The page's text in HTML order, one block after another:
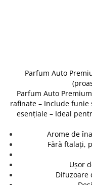
Parfum Auto
Parfum Auto
rafinate – Include
esențiale – Ideal
Arome de
Fără ftalați,
Ușor
Difuzoare